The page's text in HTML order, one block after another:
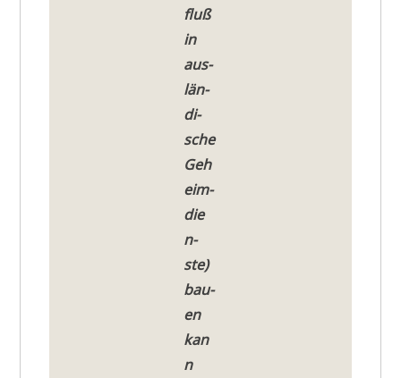
fluß
in
aus­
län­
di­
sche
Geh
eim­
die
n­
ste)
bau­
en
kan
n